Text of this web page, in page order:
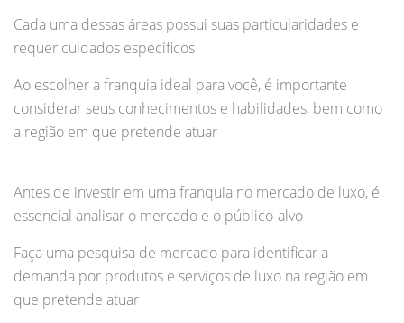
Cada uma dessas áreas possui suas particularidades e
requer cuidados específicos
Ao escolher a franquia ideal para você, é importante
considerar seus conhecimentos e habilidades, bem como
a região em que pretende atuar
Antes de investir em uma franquia no mercado de luxo, é
essencial analisar o mercado e o público-alvo
Faça uma pesquisa de mercado para identificar a
demanda por produtos e serviços de luxo na região em
que pretende atuar